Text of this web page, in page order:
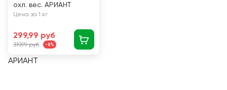
охл. вес. АРИАНТ
Цена за 1 кг
299,99 руб
319,99 руб -6%
АРИАНТ